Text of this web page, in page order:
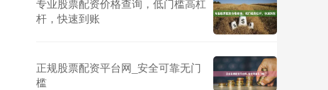
专业股票配资价格查询，低门槛高杠
杆，快速到账
正规股票配资平台网_安全可靠无门
槛